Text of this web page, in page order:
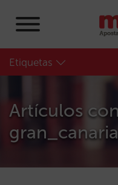
Etiquetas
Artículos
gran_canaria